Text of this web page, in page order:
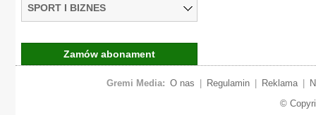
SPORT I BIZNES
Zamów abonament
Gremi Media: O nas Regulamin Reklama
©